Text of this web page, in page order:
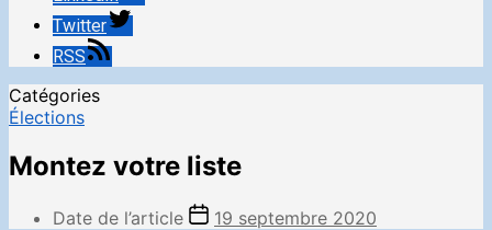
Twitter
RSS
Catégories
Élections
Montez votre liste
Date de l’article 19 septembre 2020